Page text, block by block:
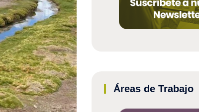
Áreas de Trabajo